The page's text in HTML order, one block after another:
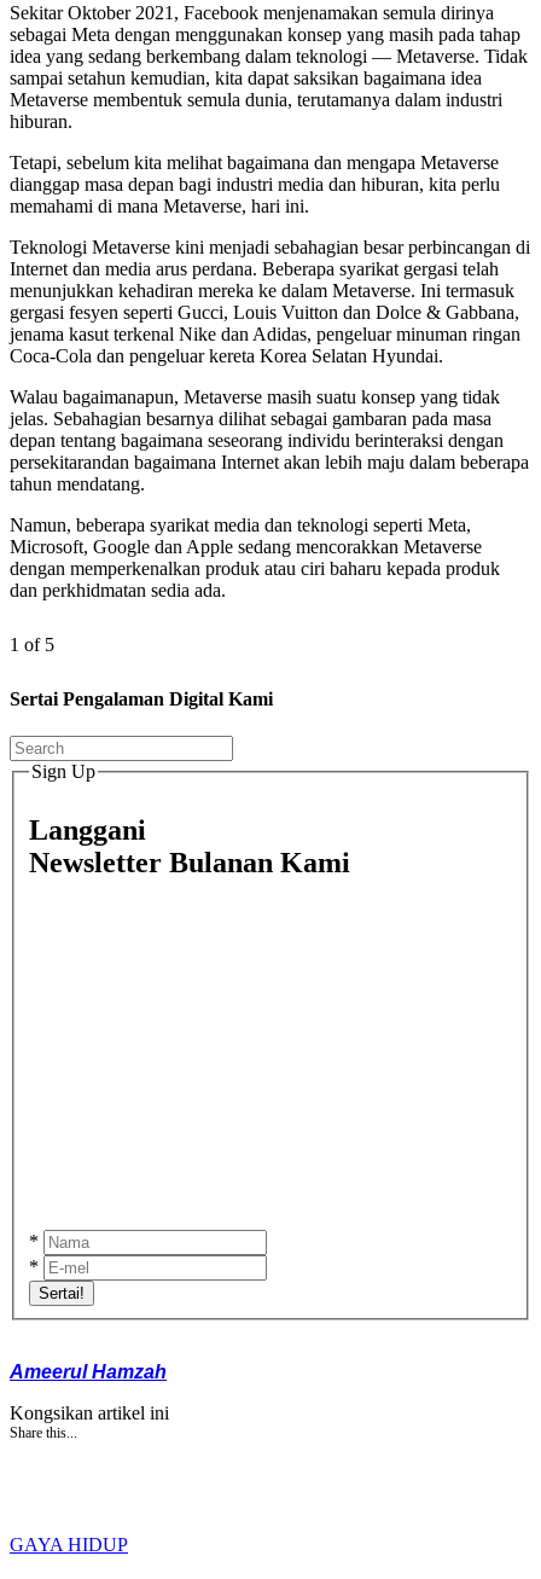
Sekitar Oktober 2021, Facebook menjenamakan semula dirinya
sebagai Meta dengan menggunakan konsep yang masih pada tahap
idea yang sedang berkembang dalam teknologi — Metaverse. Tidak
sampai setahun kemudian, kita dapat saksikan bagaimana idea
Metaverse membentuk semula dunia, terutamanya dalam industri
hiburan.
Tetapi, sebelum kita melihat bagaimana dan mengapa Metaverse
dianggap masa depan bagi industri media dan hiburan, kita perlu
memahami di mana Metaverse, hari ini.
Teknologi Metaverse kini menjadi sebahagian besar perbincangan di
Internet dan media arus perdana. Beberapa syarikat gergasi telah
menunjukkan kehadiran mereka ke dalam Metaverse. Ini termasuk
gergasi fesyen seperti Gucci, Louis Vuitton dan Dolce & Gabbana,
jenama kasut terkenal Nike dan Adidas, pengeluar minuman ringan
Coca-Cola dan pengeluar kereta Korea Selatan Hyundai.
Walau bagaimanapun, Metaverse masih suatu konsep yang tidak
jelas. Sebahagian besarnya dilihat sebagai gambaran pada masa
depan tentang bagaimana seseorang individu berinteraksi dengan
persekitarandan bagaimana Internet akan lebih maju dalam beberapa
tahun mendatang.
Namun, beberapa syarikat media dan teknologi seperti Meta,
Microsoft, Google dan Apple sedang mencorakkan Metaverse
dengan memperkenalkan produk atau ciri baharu kepada produk
dan perkhidmatan sedia ada.
1 of 5
Sertai Pengalaman Digital Kami
Sign Up
Langgani
Newsletter Bulanan Kami
*
*
Sertai!
Ameerul Hamzah
Kongsikan artikel ini
Share this...
GAYA HIDUP